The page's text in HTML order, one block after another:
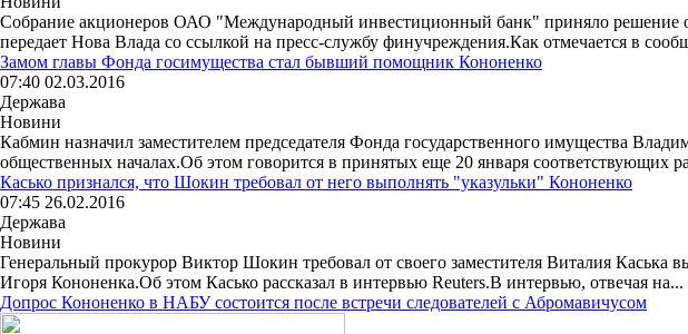
Собрание акционеров ОАО "Международный инвестиционный банк" приняло решение
передает Нова Влада со ссылкой на пресс-службу финучреждения.Как отмечается в
Замом главы Фонда госимущества стал бывший помощник Кононенко
07:40 02.03.2016
Держава
Новини
Кабмин назначил заместителем председателя Фонда государственного имущества
общественных началах.Об этом говорится в принятых еще 20 января соответствующих
Касько признался, что Шокин требовал от него выполнять "указульки" Кононенко
07:45 26.02.2016
Держава
Новини
Генеральный прокурор Виктор Шокин требовал от своего заместителя Виталия
Игоря Кононенка.Об этом Касько рассказал в интервью Reuters.В интервью, отвечая на...
Допрос Кононенко в НАБУ состоится после встречи следователей с Абромавичусом